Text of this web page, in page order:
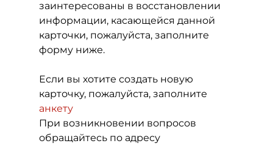
заинтересованы в восстановлении
информации, касающейся данной
карточки, пожалуйста, заполните
форму ниже.
Если вы хотите создать новую
карточку, пожалуйста, заполните
анкету
При возникновении вопросов
обращайтесь по адресу